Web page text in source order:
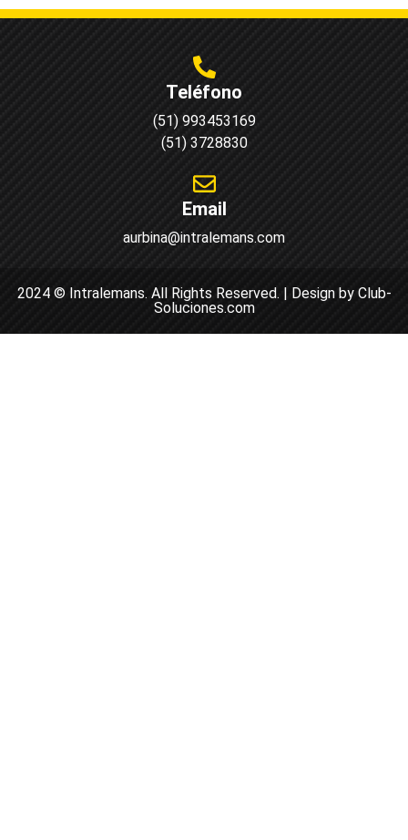
Teléfono
(51) 993453169
(51) 3728830
Email
aurbina@intralemans.com
2024 © Intralemans. All Rights Reserved. | Design by Club-
Soluciones.com